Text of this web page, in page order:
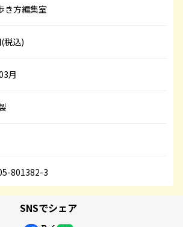
き方編集室
税込)
月
801382-3
SNSでシェア